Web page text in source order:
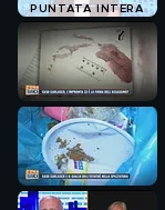
PUNTATA INTERA